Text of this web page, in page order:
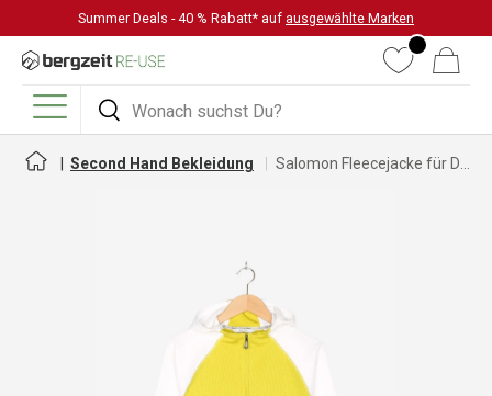
DIREKT ZUM INHALT
Summer Deals - 40 % Rabatt* auf ausgewählte Marken
Suchen
Suchen
WunschlisteWarenkorb
Menü
Second Hand Bekleidung